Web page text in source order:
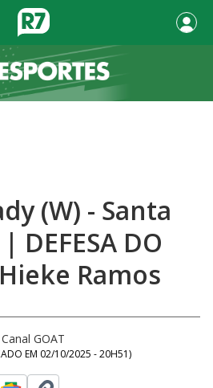
(W) - Santa
DEFESA DO
Ramos
GOAT
EM 02/10/2025 - 20H51)